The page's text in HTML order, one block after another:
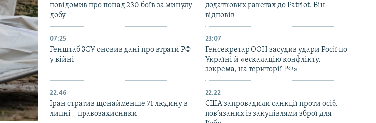
повідомив про понад 230 боїв за минулу
добу
додаткових ракетах до Patriot. Він
відповів
07:25
Генштаб ЗСУ оновив дані про втрати РФ
у війні
23:07
Генсекретар ООН засудив удари Росії по
Україні й «ескалацію конфлікту,
зокрема, на території РФ»
22:46
Іран стратив щонайменше 71 людину в
липні – правозахисники
22:22
США запровадили санкції проти осіб,
пов’язаних із закупівлями зброї для